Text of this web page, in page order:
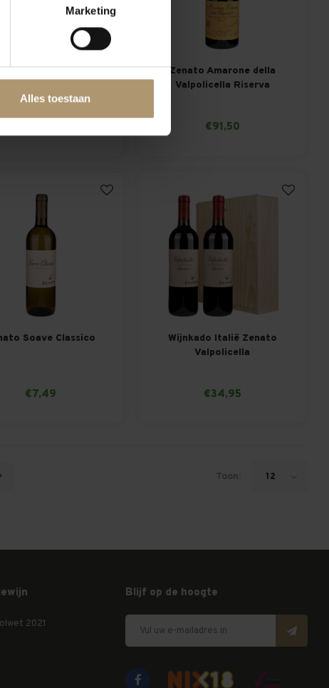
Marketing
Alles toestaan
Soave Colombara
Zenato Amarone della
Valpolicella Riserva
€91,50
Soave Classico
€7,49
Wijnkado Italië Zenato
Valpolicella
€34,95
Toon: 12
2021
Blijf op de hoogte